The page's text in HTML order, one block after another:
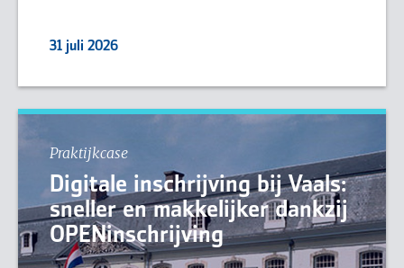
31 juli 2026
Praktijkcase
Digitale inschrijving bij Vaals:
sneller en makkelijker dankzij
OPENinschrijving